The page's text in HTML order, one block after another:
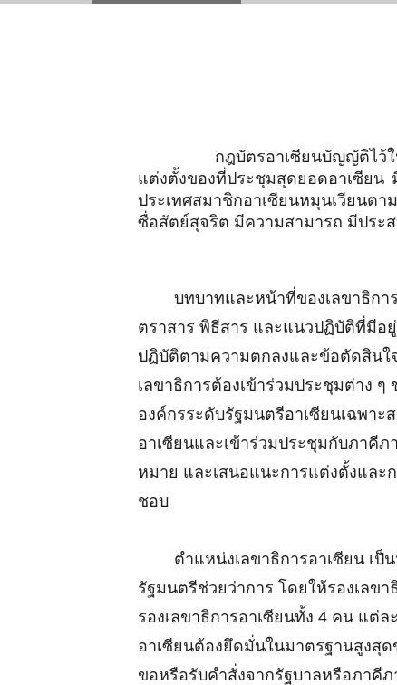
กฎบัตรอาเซียนบัญญัติไว้ในข้อ
แต่งตั้งของที่ประชุมสุดยอดอาเซียน
ประเทศสมาชิกอาเซียนหมุนเวียน
ซื่อสัตย์สุจริต มีความสามารถ มีประ
บทบาทและหน้าที่ของเลขาธิการ
ตราสาร พิธีสาร และแนวปฏิบัติที่มีอ
ปฏิบัติตามความตกลงและข้อตัดสินใ
เลขาธิการต้องเข้าร่วมประชุมต่าง
องค์กรระดับรัฐมนตรีอาเซียนเฉพาะ
อาเซียนและเข้าร่วมประชุมกับภาคี
หมาย และเสนอแนะการแต่งตั้งและ
ชอบ
ตำแหน่งเลขาธิการอาเซียน เป็น
รัฐมนตรีช่วยว่าการ โดยให้รองเลข
รองเลขาธิการอาเซียนทั้ง 4 คน แต่
อาเซียนต้องยึดมั่นในมาตรฐานสูงสุ
ขอหรือรับคำสั่งจากรัฐบาลหรือภาคี